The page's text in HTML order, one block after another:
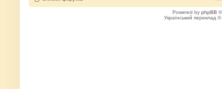
Powered by phpBB
Український переклад